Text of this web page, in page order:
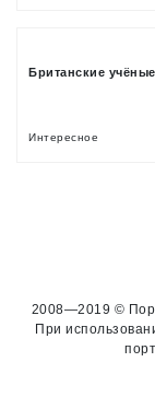
Британские
Интересное
2008—2019 ©
При